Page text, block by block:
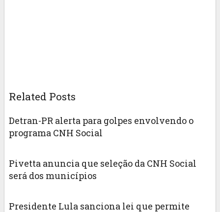
Related Posts
Detran-PR alerta para golpes envolvendo o
programa CNH Social
Pivetta anuncia que seleção da CNH Social
será dos municípios
Presidente Lula sanciona lei que permite